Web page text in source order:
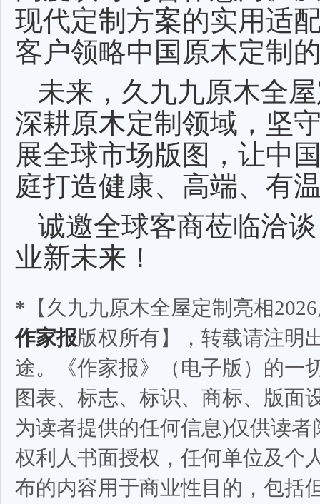
现代定制方案的实用适
客户领略中国原木定制
未来，久九九原木全
深耕原木定制领域，坚
展全球市场版图，让中
庭打造健康、高端、有
诚邀全球客商莅临洽
业新未来！
* 【久九九原木全屋定制亮相
作家报版权所有】，转载请注明
途。《作家报》（电子版）的一
图表、标志、标识、商标、版面
为读者提供的任何信息)仅供读
权利人书面授权，任何单位及个
布的内容用于商业性目的，包括